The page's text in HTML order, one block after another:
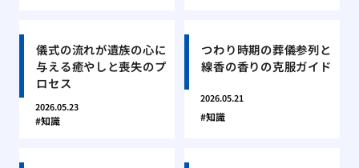
儀式の流れが遺族の心に
与える癒やしと喪失のプ
ロセス
2026.05.23
知識
つわり時期の葬儀参列と
線香の香りの克服ガイド
2026.05.21
知識